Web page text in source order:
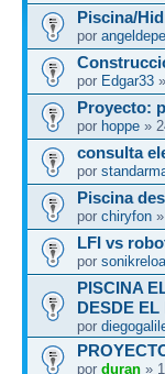
Piscina/
por
por Edgar33
Proyecto:
por hoppe »
consulta
por
Piscina
por chiryfon
LFI vs
por
PISCINA
DESDE EL
por
por duran »